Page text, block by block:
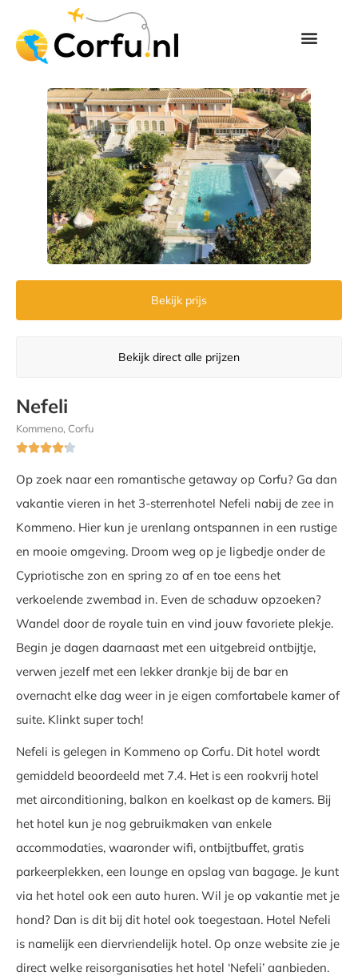
Bekijk prijs
Bekijk direct alle prijzen
Nefeli
Kommeno, Corfu

Op zoek naar een romantische getaway op Corfu? Ga dan
vakantie vieren in het 3-sterrenhotel Nefeli nabij de zee in
Kommeno. Hier kun je urenlang ontspannen in een rustige
en mooie omgeving. Droom weg op je ligbedje onder de
Cypriotische zon en spring zo af en toe eens het
verkoelende zwembad in. Even de schaduw opzoeken?
Wandel door de royale tuin en vind jouw favoriete plekje.
Begin je dagen daarnaast met een uitgebreid ontbijtje,
verwen jezelf met een lekker drankje bij de bar en
overnacht elke dag weer in je eigen comfortabele kamer of
suite. Klinkt super toch!
Nefeli is gelegen in Kommeno op Corfu. Dit hotel wordt
gemiddeld beoordeeld met 7.4. Het is een rookvrij hotel
met airconditioning, balkon en koelkast op de kamers. Bij
het hotel kun je nog gebruikmaken van enkele
accommodaties, waaronder wifi, ontbijtbuffet, gratis
parkeerplekken, een lounge en opslag van bagage. Je kunt
via het hotel ook een auto huren. Wil je op vakantie met je
hond? Dan is dit bij dit hotel ook toegestaan. Hotel Nefeli
is namelijk een diervriendelijk hotel. Op onze website zie je
direct welke reisorganisaties het hotel ‘Nefeli’ aanbieden.